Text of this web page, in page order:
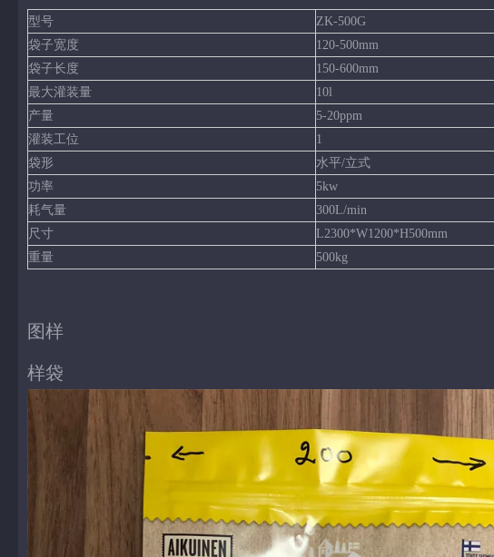
型号
ZK-500G
袋子宽度
120-500mm
袋子长度
150-600mm
最大灌装量
10l
产量
5-20ppm
灌装工位
1
袋形
水平/立式
功率
5kw
耗气量
300L/min
尺寸
L2300*W1200*H500mm
重量
500kg
图样
样袋